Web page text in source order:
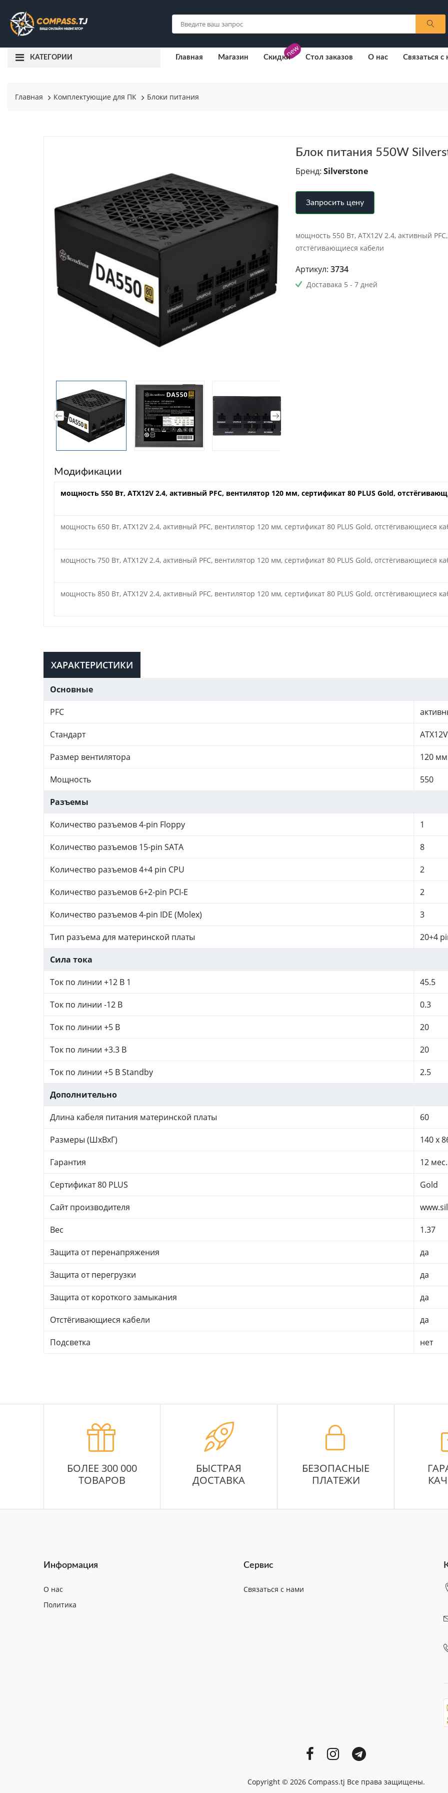
КАТЕГОРИИ Главная Магазин new
Скидки Стол заказов О нас Связаться с
Главная Комплектующие для ПК Блоки питания
Блок питания 550W
Бренд: Silverstone
Запросить цену
мощность 550 Вт, ATX12V 2.4, активный
отстёгивающиеся кабели
Артикул: 3734
Доставака 5 - 7 дней
Модификации
мощность 550 Вт, ATX12V 2.4, активный PFC, вентилятор 120 мм, cертификат 80 PLUS Gold,
мощность 650 Вт, ATX12V 2.4, активный PFC, вентилятор 120 мм, cертификат 80 PLUS Gold, отстёгивающиеся
мощность 750 Вт, ATX12V 2.4, активный PFC, вентилятор 120 мм, cертификат 80 PLUS Gold, отстёгивающиеся
мощность 850 Вт, ATX12V 2.4, активный PFC, вентилятор 120 мм, cертификат 80 PLUS Gold, отстёгивающиеся
ХАРАКТЕРИСТИКИ
Основные
PFC
Стандарт
Размер вентилятора 120 мм
Мощность 550
Разъемы
Количество разъемов 4-pin Floppy 1
Количество разъемов 15-pin SATA 8
Количество разъемов 4+4 pin CPU 2
Количество разъемов 6+2-pin PCI-E 2
Количество разъемов 4-pin IDE (Molex) 3
Тип разъема для материнской платы 20+4
Сила тока
Ток по линии +12 В 1 45.5
Ток по линии -12 В 0.3
Ток по линии +5 В 20
Ток по линии +3.3 В 20
Ток по линии +5 В Standby 2.5
Дополнительно
Длина кабеля питания материнской платы 60
Размеры (ШхВхГ) 140 x
Гарантия 12 мес.
Сертификат 80 PLUS Gold
Сайт производителя
Вес 1.37
Защита от перенапряжения да
Защита от перегрузки да
Защита от короткого замыкания да
Отстёгивающиеся кабели да
Подсветка нет
БОЛЕЕ 300 000
ТОВАРОВ
БЫСТРАЯ
ДОСТАВКА
БЕЗОПАСНЫЕ
ПЛАТЕЖИ
Информация
О нас
Политика
Сервис
Связаться с нами
Copyright © 2026 Compass.tj Все права защищены.